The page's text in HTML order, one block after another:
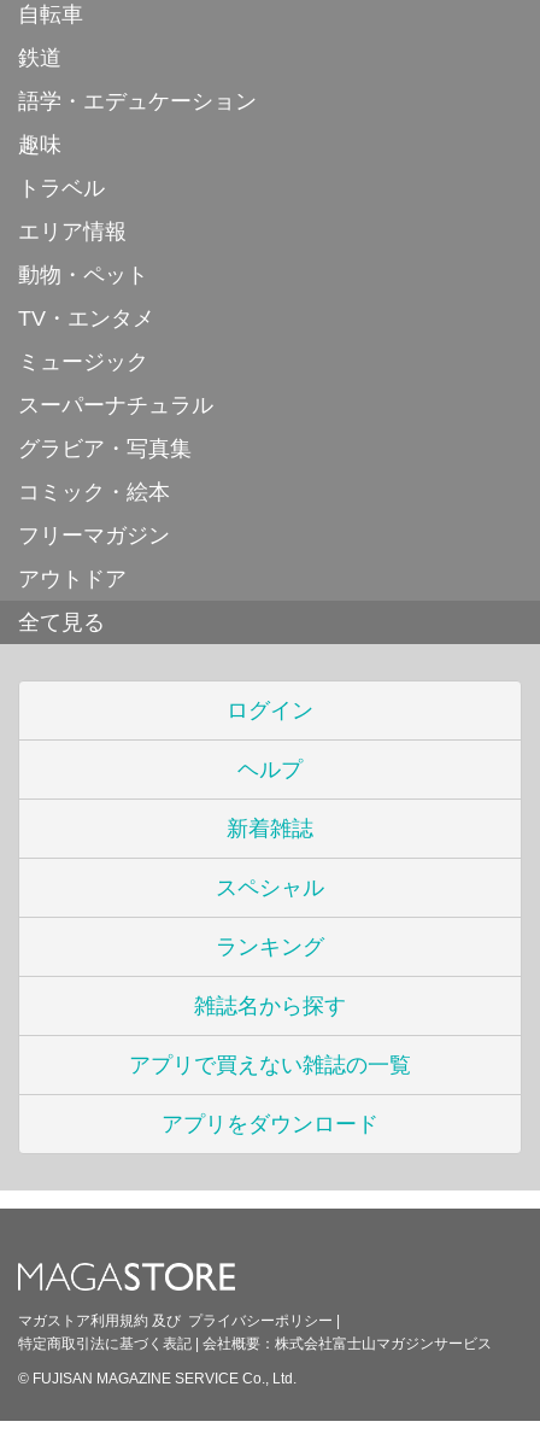
自転車
鉄道
語学・エデュケーション
趣味
トラベル
エリア情報
動物・ペット
TV・エンタメ
ミュージック
スーパーナチュラル
グラビア・写真集
コミック・絵本
フリーマガジン
アウトドア
全て見る
ログイン
ヘルプ
新着雑誌
スペシャル
ランキング
雑誌名から探す
アプリで買えない雑誌の一覧
アプリをダウンロード
マガストア利用規約 及び プライバシーポリシー |
特定商取引法に基づく表記 | 会社概要： 株式会社富士山マガジンサービス
© FUJISAN MAGAZINE SERVICE Co., Ltd.